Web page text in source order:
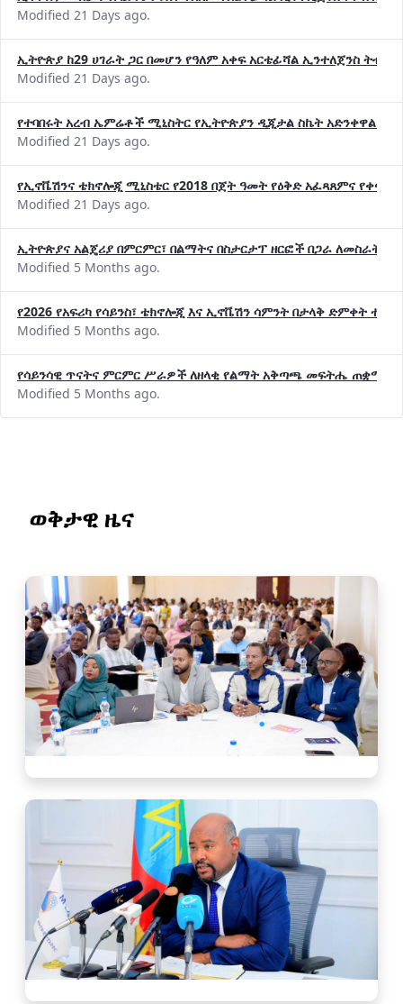
Modified 21 Days ago.
ኢትዮጵያ ከ29 ሀገራት ጋር በመሆን የዓለም አቀፍ አርቴፊሻል ኢንተለጀንስ
Modified 21 Days ago.
የተባበሩት አረብ ኤምሬቶች ሚኒስትር የኢትዮጵያን ዲጂታል ስኬት አድንቀዋል
Modified 21 Days ago.
የኢኖቬሽንና ቴክኖሎጂ ሚኒስቴር የ2018 በጀት ዓመት የዕቅድ አፈጻጸምና
Modified 21 Days ago.
ኢትዮጵያና አልጄሪያ በምርምር፣ በልማትና በስታርታፕ ዘርፎች በጋራ ለመስራት
Modified 5 Months ago.
የ2026 የአፍሪካ የሳይንስ፣ ቴክኖሎጂ እና ኢኖቬሽን ሳምንት በታላቅ ድምቀት
Modified 5 Months ago.
የሳይንሳዊ ጥናትና ምርምር ሥራዎች ለዘላቂ የልማት አቅጣጫ መፍትሔ ጠቋሚ
Modified 5 Months ago.
ወቅታዊ ዜና